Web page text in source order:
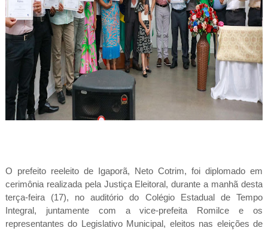
O prefeito reeleito de Igaporã, Neto Cotrim, foi diplomado em
cerimônia realizada pela Justiça Eleitoral, durante a manhã desta
terça-feira (17), no auditório do Colégio Estadual de Tempo
Integral, juntamente com a vice-prefeita Romilce e os
representantes do Legislativo Municipal, eleitos nas eleições de